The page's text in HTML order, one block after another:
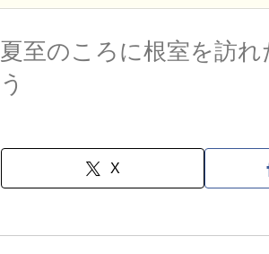
夏至のころに根室を訪
う
X